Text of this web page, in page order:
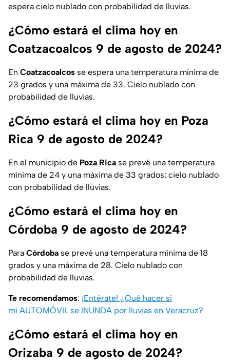
espera cielo nublado con probabilidad de lluvias.
¿Cómo estará el clima hoy en
Coatzacoalcos 9 de agosto de 2024?
En Coatzacoalcos se espera una temperatura mínima de
23 grados y una máxima de 33. Cielo nublado con
probabilidad de lluvias.
¿Cómo estará el clima hoy en Poza
Rica 9 de agosto de 2024?
En el municipio de Poza Rica se prevé una temperatura
mínima de 24 y una máxima de 33 grados; cielo nublado
con probabilidad de lluvias.
¿Cómo estará el clima hoy en
Córdoba 9 de agosto de 2024?
Para Córdoba se prevé una temperatura mínima de 18
grados y una máxima de 28. Cielo nublado con
probabilidad de lluvias.
Te recomendamos: ¡Entérate! ¿Qué hacer si
mi AUTOMÓVIL se INUNDA por lluvias en Veracruz?
¿Cómo estará el clima hoy en
Orizaba 9 de agosto de 2024?